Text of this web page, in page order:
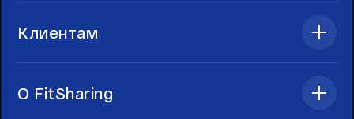
Клиентам
О FitSharing